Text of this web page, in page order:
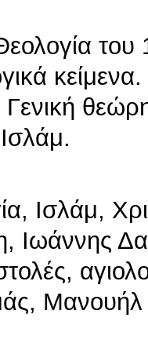
του
κείμενα.
Ισλάμ,
Ιωάννης